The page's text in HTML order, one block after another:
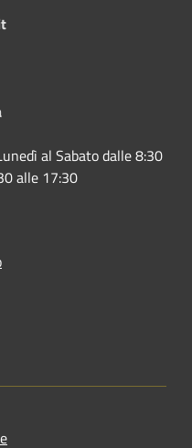
al Sabato dalle 8:30
alle 17:30